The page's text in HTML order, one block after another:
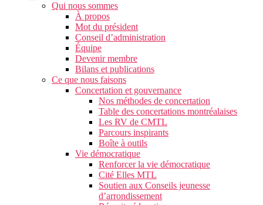
Qui nous sommes
À propos
Mot du président
Conseil d’administration
Équipe
Devenir membre
Bilans et publications
Ce que nous faisons
Concertation et gouvernance
Nos méthodes de concertation
Table des concertations montréalaises
Les RV de CMTL
Parcours inspirants
Boîte à outils
Vie démocratique
Renforcer la vie démocratique
Cité Elles MTL
Soutien aux Conseils jeunesse
d’arrondissement